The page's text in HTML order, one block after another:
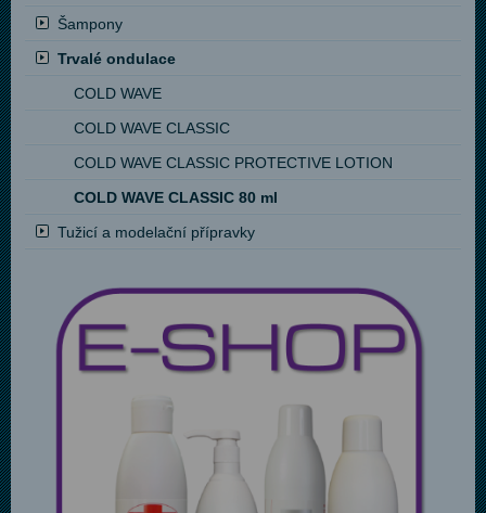
Šampony
Trvalé ondulace
COLD WAVE
COLD WAVE CLASSIC
COLD WAVE CLASSIC PROTECTIVE LOTION
COLD WAVE CLASSIC 80 ml
Tužicí a modelační přípravky